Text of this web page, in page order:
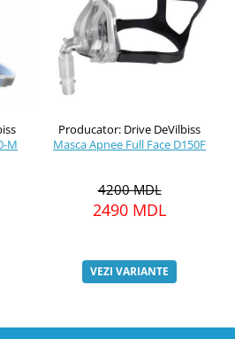
M
Producator: Drive DeVilbiss
Masca Apnee Full Face D150F
4200 MDL
2490 MDL
VEZI VARIANTE